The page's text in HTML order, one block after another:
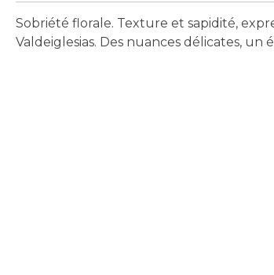
Sobriété florale. Texture et sapidité,
Valdeiglesias. Des nuances délicates,